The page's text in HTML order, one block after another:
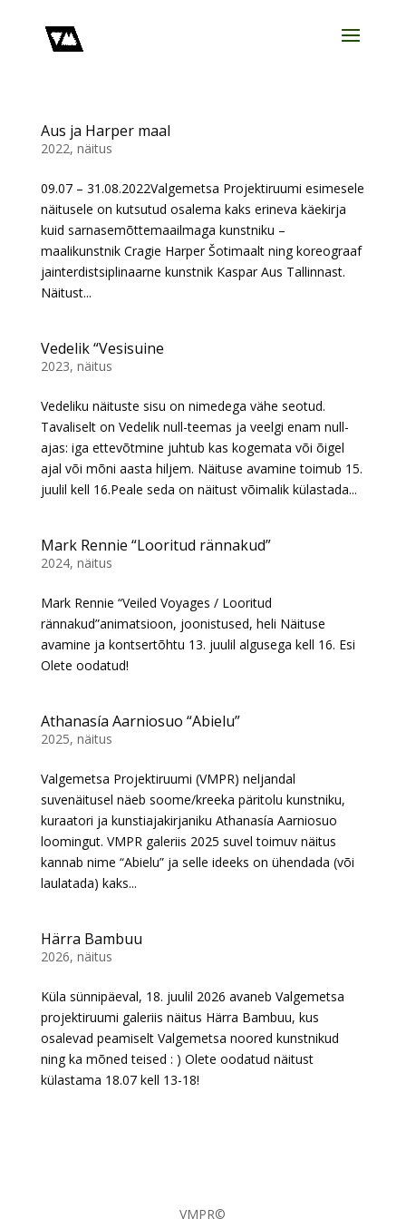
Aus ja Harper maal
2022, näitus
09.07 – 31.08.2022Valgemetsa Projektiruumi esimesele
näitusele on kutsutud osalema kaks erineva käekirja
kuid sarnasemõttemaailmaga kunstniku –
maalikunstnik Cragie Harper Šotimaalt ning koreograaf
jainterdistsiplinaarne kunstnik Kaspar Aus Tallinnast.
Näitust...
Vedelik “Vesisuine
2023, näitus
Vedeliku näituste sisu on nimedega vähe seotud.
Tavaliselt on Vedelik null-teemas ja veelgi enam null-
ajas: iga ettevõtmine juhtub kas kogemata või õigel
ajal või mõni aasta hiljem. Näituse avamine toimub 15.
juulil kell 16.Peale seda on näitust võimalik külastada...
Mark Rennie “Looritud rännakud”
2024, näitus
Mark Rennie “Veiled Voyages / Looritud
rännakud”animatsioon, joonistused, heli Näituse
avamine ja kontsertõhtu 13. juulil algusega kell 16. Esi
Olete oodatud!
Athanasía Aarniosuo “Abielu”
2025, näitus
Valgemetsa Projektiruumi (VMPR) neljandal
suvenäitusel näeb soome/kreeka päritolu kunstniku,
kuraatori ja kunstiajakirjaniku Athanasía Aarniosuo
loomingut. VMPR galeriis 2025 suvel toimuv näitus
kannab nime “Abielu” ja selle ideeks on ühendada (või
laulatada) kaks...
Härra Bambuu
2026, näitus
Küla sünnipäeval, 18. juulil 2026 avaneb Valgemetsa
projektiruumi galeriis näitus Härra Bambuu, kus
osalevad peamiselt Valgemetsa noored kunstnikud
ning ka mõned teised : ) Olete oodatud näitust
külastama 18.07 kell 13-18!
VMPR©